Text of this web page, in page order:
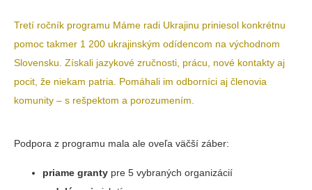
Tretí ročník programu Máme radi Ukrajinu priniesol konkrétnu
pomoc takmer 1 200 ukrajinským odídencom na východnom
Slovensku. Získali jazykové zručnosti, prácu, nové kontakty aj
pocit, že niekam patria. Pomáhali im odborníci aj členovia
komunity – s rešpektom a porozumením.
Podpora z programu mala ale oveľa väčší záber:
priame granty pre 5 vybraných organizácií